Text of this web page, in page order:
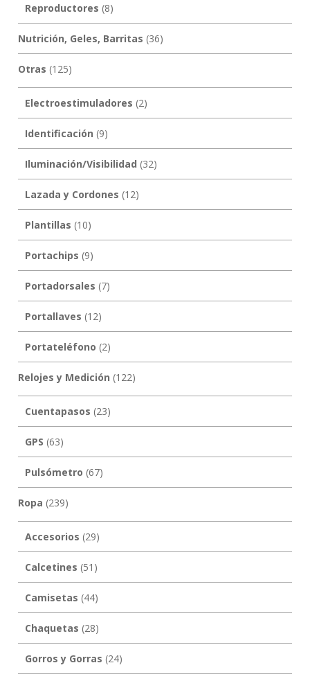
Reproductores (8)
Nutrición, Geles, Barritas (36)
Otras (125)
Electroestimuladores (2)
Identificación (9)
Iluminación/Visibilidad (32)
Lazada y Cordones (12)
Plantillas (10)
Portachips (9)
Portadorsales (7)
Portallaves (12)
Portateléfono (2)
Relojes y Medición (122)
Cuentapasos (23)
GPS (63)
Pulsómetro (67)
Ropa (239)
Accesorios (29)
Calcetines (51)
Camisetas (44)
Chaquetas (28)
Gorros y Gorras (24)